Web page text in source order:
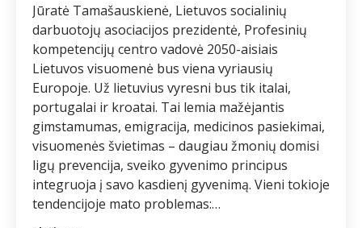
Jūratė Tamašauskienė, Lietuvos socialinių
darbuotojų asociacijos prezidentė, Profesinių
kompetencijų centro vadovė 2050-aisiais
Lietuvos visuomenė bus viena vyriausių
Europoje. Už lietuvius vyresni bus tik italai,
portugalai ir kroatai. Tai lemia mažėjantis
gimstamumas, emigracija, medicinos pasiekimai,
visuomenės švietimas – daugiau žmonių domisi
ligų prevencija, sveiko gyvenimo principus
integruoja į savo kasdienį gyvenimą. Vieni tokioje
tendencijoje mato problemas:…